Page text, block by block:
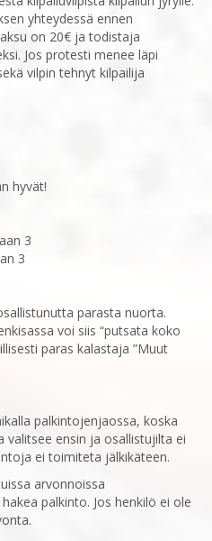
yhteydessä ennen
on 20€ ja todistaja
Jos protesti menee läpi
vilpin tehnyt kilpailija
hyvät!
3
3
parasta nuorta.
voi siis “putsata koko
paras kalastaja ‎‎”Muut
palkintojenjaossa, koska
ensin ja osallistujilta ei
ei toimiteta ‎jälkikäteen.
arvonnoissa
‎palkinto. Jos henkilö ei ole